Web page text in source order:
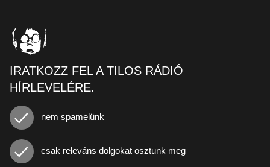
IRATKOZZ FEL A TILOS RÁDIÓ
HÍRLEVELÉRE.
nem spamelünk
csak releváns dolgokat osztunk meg